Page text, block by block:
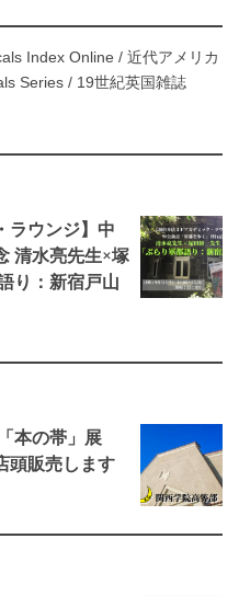
Index Online / 近代アメリカ
Series / 19世紀英国雑誌
ラウンジ】中
清水亮先生×塚
り：新宿戸山
本の帯」展
頭販売します